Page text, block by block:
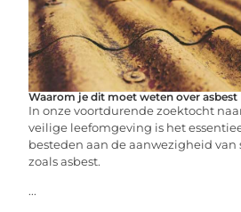
Waarom je dit moet weten over asbest
In onze voortdurende zoektocht
veilige leefomgeving is het
besteden aan de aanwezigheid van
zoals asbest.
...